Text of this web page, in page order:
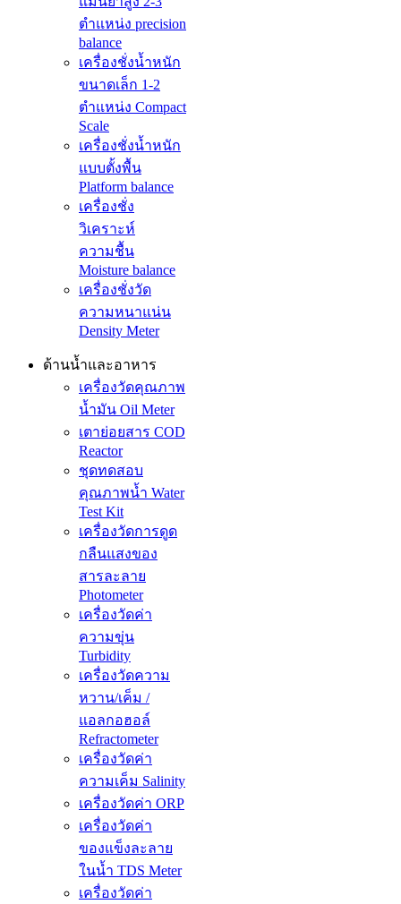
ตำแหน่ง precision
balance
เครื่องชั่งน้ำหนัก
ขนาดเล็ก 1-2
ตำแหน่ง Compact
Scale
เครื่องชั่งน้ำหนัก
แบบตั้งพื้น
Platform balance
เครื่องชั่ง
วิเคราะห์
ความชื้น
Moisture balance
เครื่องชั่งวัด
ความหนาแน่น
Density Meter
ด้านน้ำและอาหาร
เครื่องวัดคุณภาพ
น้ำมัน Oil Meter
เตาย่อยสาร COD
Reactor
ชุดทดสอบ
คุณภาพน้ำ Water
Test Kit
เครื่องวัดการดูด
กลืนแสงของ
สารละลาย
Photometer
เครื่องวัดค่า
ความขุ่น
Turbidity
เครื่องวัดความ
หวาน/เค็ม /
แอลกอฮอล์
Refractometer
เครื่องวัดค่า
ความเค็ม Salinity
เครื่องวัดค่า ORP
เครื่องวัดค่า
ของแข็งละลาย
ในน้ำ TDS Meter
เครื่องวัดค่า